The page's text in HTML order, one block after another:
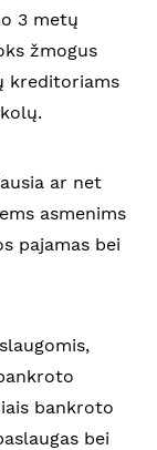
3 metų
žmogus
kreditoriams
ar net
asmenims
pajamas bei
bankroto
bei